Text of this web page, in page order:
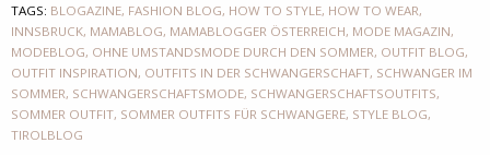
TAGS: BLOGAZINE, FASHION BLOG, HOW TO STYLE, HOW TO WEAR,
INNSBRUCK, MAMABLOG, MAMABLOGGER ÖSTERREICH, MODE MAGAZIN,
MODEBLOG, OHNE UMSTANDSMODE DURCH DEN SOMMER, OUTFIT BLOG,
OUTFIT INSPIRATION, OUTFITS IN DER SCHWANGERSCHAFT, SCHWANGER IM
SOMMER, SCHWANGERSCHAFTSMODE, SCHWANGERSCHAFTSOUTFITS,
SOMMER OUTFIT, SOMMER OUTFITS FÜR SCHWANGERE, STYLE BLOG,
TIROLBLOG